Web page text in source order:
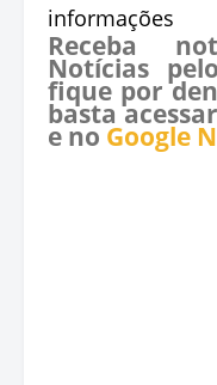
informações
Receba
Notícias
fique por
basta
e no Google